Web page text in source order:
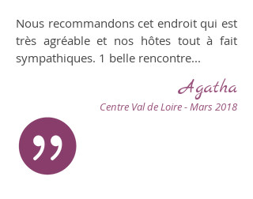
Nous recommandons cet endroit qui est
très agréable et nos hôtes tout à fait
sympathiques. 1 belle rencontre...
Agatha
Centre Val de Loire - Mars 2018